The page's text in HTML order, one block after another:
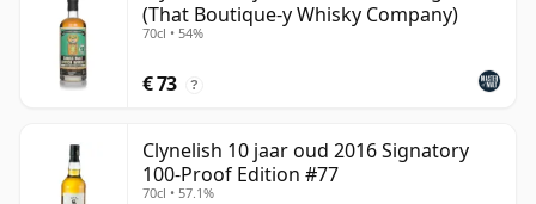
(That Boutique-y Whisky Company)
70cl • 54%
€ 73 ?
Clynelish 10 jaar oud 2016 Signatory
100-Proof Edition #77
70cl • 57.1%